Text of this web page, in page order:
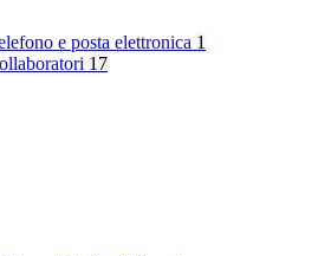
e posta elettronica 1
17